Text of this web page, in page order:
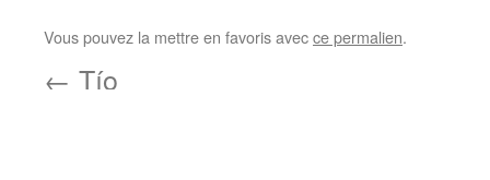
Vous pouvez la mettre en favoris avecce permalien.
← Tío